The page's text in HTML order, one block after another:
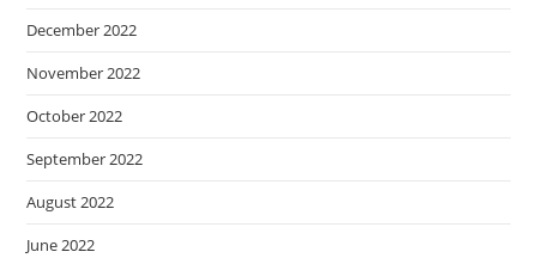
December 2022
November 2022
October 2022
September 2022
August 2022
June 2022